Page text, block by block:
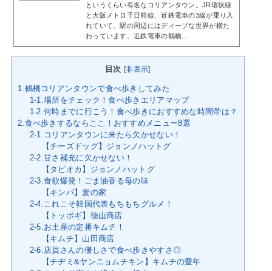
というくらい有名なコリアンタウン。JR環状線
と大阪メトロ千日前線、近鉄電車の3線が乗り入
れていて、駅の周辺にはディープな世界が横た
わっています。近鉄電車の鶴橋...
目次 [非表示]
1.鶴橋コリアンタウンで食べ歩きしてみた
1-1.場所をチェック！食べ歩きエリアマップ
1-2.何時までに行こう！食べ歩きにおすすめな時間帯は？
2.食べ歩きするならここ！おすすめメニュー8選
2-1.コリアンタウンに来たら欠かせない！
【チーズドッグ】ジョンノハットグ
2-2.甘さ補充に欠かせない！
【タピオカ】ジョンノハットグ
2-3.食欲爆発！ごま油香る母の味
【キンパ】麦の家
2-4.これこそ韓国代表もちもちグルメ！
【トッポギ】徳山商店
2-5.お土産の定番キムチ！
【キムチ】山田商店
2-6.店員さんの優しさで食べ歩きやすさ◎
【チヂミ&ヤンニョムチキン】キムチの豊年